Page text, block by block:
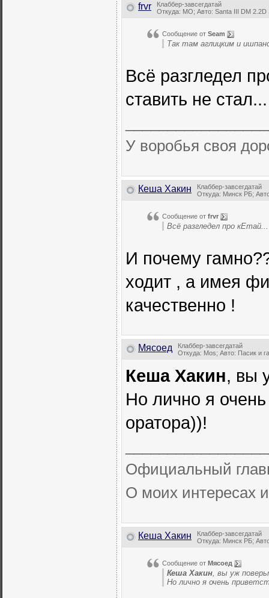
frvr
Клаббер-завсегдатай
Откуда: MO; Авто: Santa III DM 2.2D
Сообщение от Seam
Так там аглицким и
Всё разгледел
ставить не стал...
У воробья своя
Кеша Хакин
Клаббер-завсегдатай
Откуда: Минск РБ;
Сообщение от frvr
Всё разгледел про
И почему
ходит , а имея
качественно !
Мясоед
Клаббер-завсегдатай
Откуда: Mos; Авто: Пасик и
Кеша Хакин, вы
Но лично я
оратора))!
Официальный
О моих интересах
Кеша Хакин
Клаббер-завсегдатай
Откуда: Минск РБ;
Сообщение от Мясоед
Кеша Хакин, вы уж
Но лично я очень